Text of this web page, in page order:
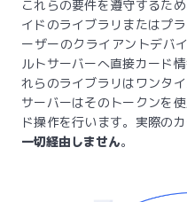
これらの要件を遵守するた
イドのライブラリまたはプ
ーザーのクライアントデバ
ルトサーバーへ直接カード
れらのライブラリはワンタ
サーバーはそのトークンを
ド操作を行います。実際の
一切経由しません。